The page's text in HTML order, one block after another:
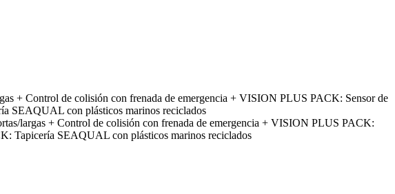
+ Control de colisión con frenada de emergencia + VISION PLUS PACK: Sensor de
SEAQUAL con plásticos marinos reciclados
largas + Control de colisión con frenada de emergencia + VISION PLUS PACK:
Tapicería SEAQUAL con plásticos marinos reciclados